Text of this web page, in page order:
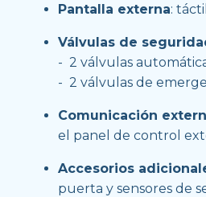
Pantalla externa:
Válvulas de
-  2 válvulas
-  2 válvulas de
Comunicación
el panel de control
Accesorios
puerta y sensores de